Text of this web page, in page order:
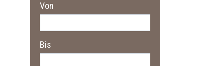
Von
Bis